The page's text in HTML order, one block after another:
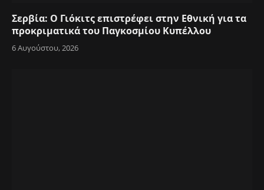
Σερβία: Ο Γιόκιτς επιστρέφει στην Εθνική για τα
προκριματικά του Παγκοσμίου Κυπέλλου
6 Αυγούστου, 2026